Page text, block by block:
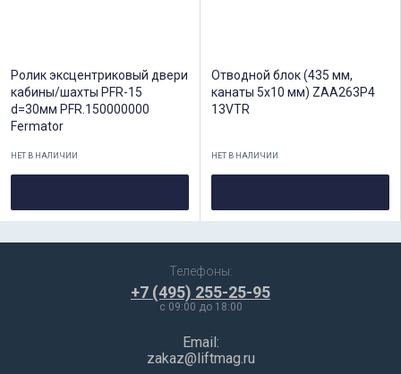
Ролик эксцентриковый двери
кабины/шахты PFR-15
d=30мм PFR.150000000
Fermator
НЕТ В НАЛИЧИИ
Отводной блок (435 мм,
канаты 5x10 мм) ZAA263P4
13VTR
НЕТ В НАЛИЧИИ
Телефоны:
+7 (495) 255-25-95
c 09:00 до 18:00
Email:
zakaz@liftmag.ru